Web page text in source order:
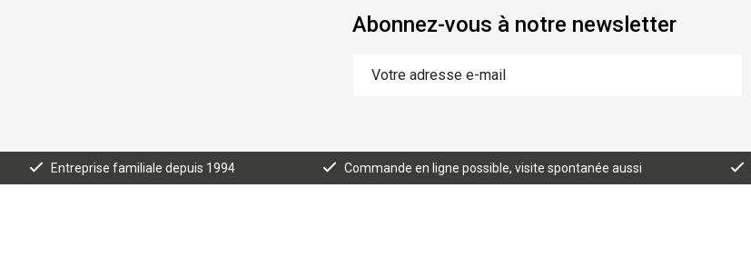
Abonnez-vous à notre newsletter
Entreprise familiale depuis 1994 Commande en ligne possible, visite spontanée aussi